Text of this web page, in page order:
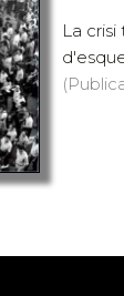
La